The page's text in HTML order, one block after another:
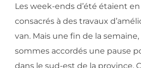
Les week-ends d’été étaient
consacrés à des travaux
van. Mais une fin de la
sommes accordés une pause
dans le sud-est de la province.